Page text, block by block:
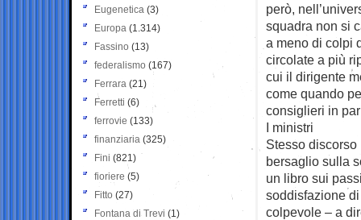
però,
squadra non si
a meno di colpi
circolate a più
cui il dirigente
come quando
consiglieri in
I ministri
Stesso
bersaglio sulla
un libro sui
soddisfazione
colpevole – a
Eugenetica (3)
Europa (1.314)
Fassino (13)
federalismo (167)
Ferrara (21)
Ferretti (6)
ferrovie (133)
finanziaria (325)
Fini (821)
fioriere (5)
Fitto (27)
Fontana di Trevi (1)